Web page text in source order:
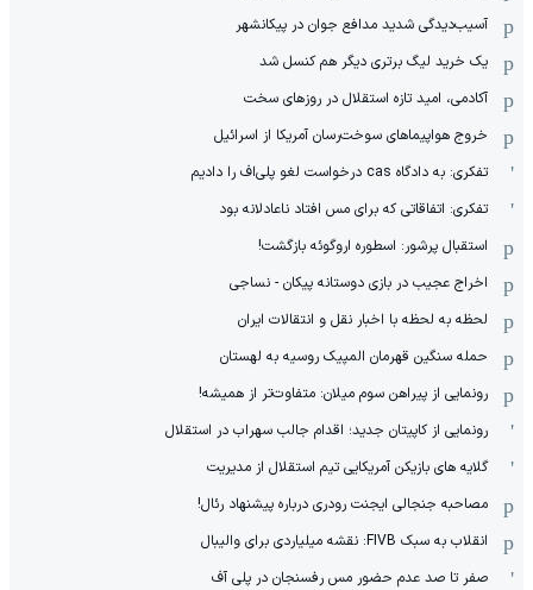
آسیب‌دیدگی شدید مدافع جوان در پیکانشهر
یک خرید لیگ برتری دیگر هم کنسل شد
آکادمی، امید تازه استقلال در روزهای سخت
خروج هواپیماهای سوخت‌رسان آمریکا از اسرائیل
تفکری: به دادگاه cas درخواست لغو پلی‌اف را دادیم
تفکری: اتفاقاتی که برای مس افتاد ناعادلانه بود
استقبال پرشور: اسطوره اروگوئه بازگشت!
اخراج عجیب در بازی دوستانه پیکان - نساجی
لحظه به لحظه با اخبار نقل و انتقالات ایران
حمله سنگین قهرمان المپیک روسیه به لهستان
رونمایی از پیراهن سوم میلان: متفاوت‌تر از همیشه!
رونمایی از کاپیتان جدید؛ اقدام جالب سهراب در استقلال
گلایه های بازیکن آمریکایی تیم استقلال از مدیریت
مصاحبه جنجالی ایجنت رودری درباره پیشنهاد رئال!
انقلاب به سبک FIVB: نقشه میلیاردی برای والیبال
صفر تا صد عدم حضور مس رفسنجان در پلی آف